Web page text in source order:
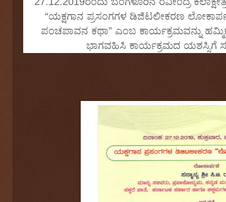
“ಯಕ್ಷಗಾನ ಪ್ರಸಂಗಗಳ ಡಿಜಿಟಲೀಕರಣ
ಪಂಚಪಾವನ ಕಥಾ” ಎಂಬ ಕಾರ್ಯಕ್ರಮವನ್ನು
ಭಾಗವಹಿಸಿ ಕಾರ್ಯಕ್ರಮದ ಯಶಸ್ಸಿಗೆ